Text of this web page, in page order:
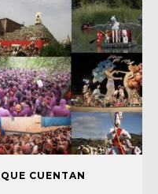
CUENTAN